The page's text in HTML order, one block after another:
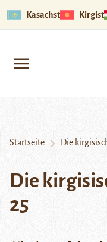
Kasachstan
Startseite Die
Die
25